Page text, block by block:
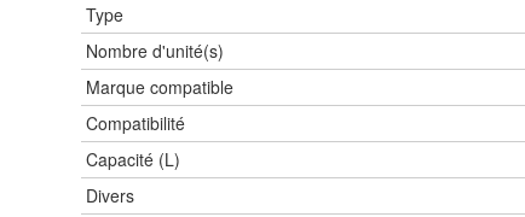
Type
Nombre d'unité(s)
Marque compatible
Compatibilité
Capacité (L)
Divers